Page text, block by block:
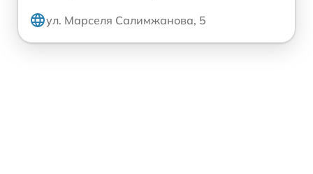
ул. Марселя Салимжанова, 5